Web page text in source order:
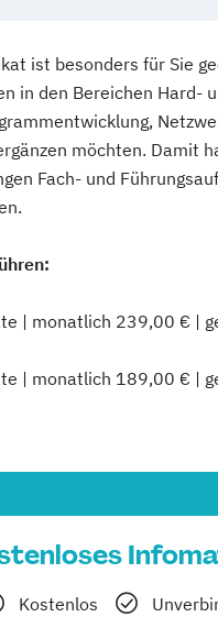
ist besonders für Sie
in den Bereichen Hard-
möchten. Damit
Fach- und
| monatlich 239,00 € |
| monatlich 189,00 € |
Kostenlos